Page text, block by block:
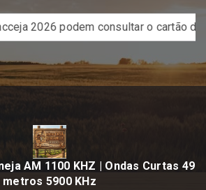
2026 podem consultar o cartão de
AM 1100 KHZ | Ondas Curtas 49
metros 5900 KHz